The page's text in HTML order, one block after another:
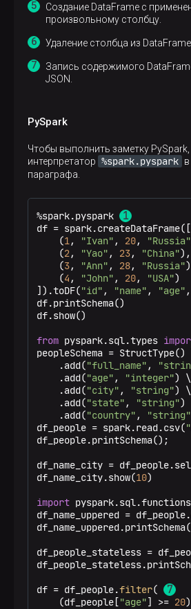
Создание DataFrame с
произвольному столбцу.
Удаление столбца из DataFrame.
Запись содержимого
JSON.
PySpark
Чтобы выполнить заметку
интерпретатор %spark.pyspark
параграфа.
%spark.pyspark
df = spark.createDataFrame([
    (
1, "Ivan" , 20, "Russia"
    (
2, "Yao" , 23, "China"),
    (
3, "Ann" , 28, "Russia"
    (
4 , "John" , 20, "USA")
]).toDF("id" , "name" , "age" ,
df.printSchema()
df.show()
from pyspark.sql.types
peopleSchema =
    .add(
"full_name" ,
    .add(
"age" , "integer") \
    .add(
"city" , "string") \
    .add(
"state" , "string")
    .add(
"country" , "string"
df_people = spark.read.csv(
df_people.printSchema();
df_name_city =
df_name_city.show(10)
import pyspark.sql.functions
df_name_uppered =
df_people_stateless =
df = df_people.filter(
    (df_people[
"age"] >= 20